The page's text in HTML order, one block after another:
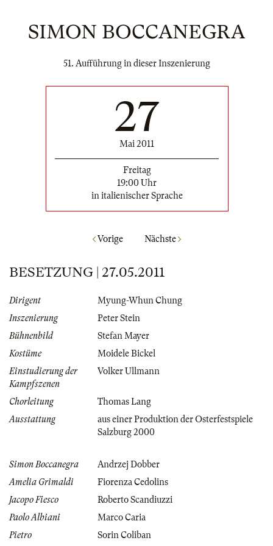
SIMON BOCCANEGRA
51. Aufführung in dieser Inszenierung
27
Mai 2011
Freitag
19:00 Uhr
in italienischer Sprache
Vorige Nächste
BESETZUNG | 27.05.2011
Dirigent
Myung-Whun Chung
Inszenierung
Peter Stein
Bühnenbild
Stefan Mayer
Kostüme
Moidele Bickel
Einstudierung der
Kampfszenen
Volker Ullmann
Chorleitung
Thomas Lang
Ausstattung
aus einer Produktion der Osterfestspiele
Salzburg 2000
Simon Boccanegra
Andrzej Dobber
Amelia Grimaldi
Fiorenza Cedolins
Jacopo Fiesco
Roberto Scandiuzzi
Paolo Albiani
Marco Caria
Pietro
Sorin Coliban